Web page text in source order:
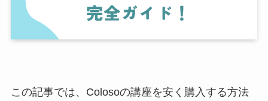
この記事では、Colosoの講座を安く購入する方法